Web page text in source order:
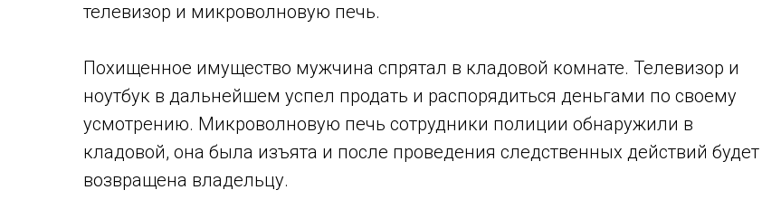
телевизор и микроволновую печь.
Похищенное имущество мужчина спрятал в кладовой комнате. Телевизор и
ноутбук в дальнейшем успел продать и распорядиться деньгами по своему
усмотрению. Микроволновую печь сотрудники полиции обнаружили в
кладовой, она была изъята и после проведения следственных действий будет
возвращена владельцу.